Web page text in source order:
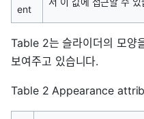
ent
Table 2는 슬라이더의 모양
보여주고 있습니다.
Table 2 Appearance